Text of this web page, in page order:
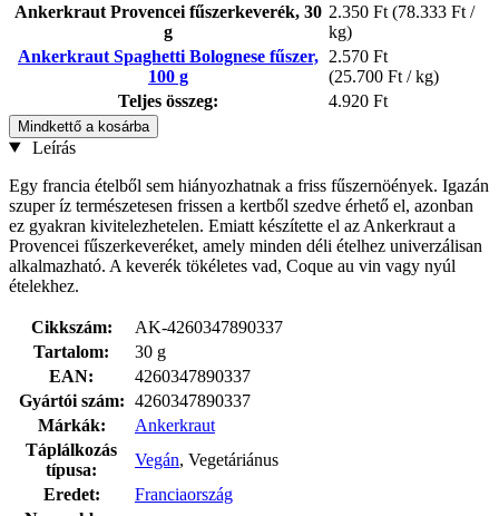
Ankerkraut Provencei fűszerkeverék, 30
g
2.350 Ft (78.333 Ft /
kg)
Ankerkraut Spaghetti Bolognese fűszer,
100 g
2.570 Ft
(25.700 Ft / kg)
Teljes összeg:
4.920 Ft
Mindkettő a kosárba
Leírás
Egy francia ételből sem hiányozhatnak a friss fűszernöények. Igazán
szuper íz természetesen frissen a kertből szedve érhető el, azonban
ez gyakran kivitelezhetelen. Emiatt készítette el az Ankerkraut a
Provencei fűszerkeveréket, amely minden déli ételhez univerzálisan
alkalmazható. A keverék tökéletes vad, Coque au vin vagy nyúl
ételekhez.
Cikkszám:
AK-4260347890337
Tartalom:
30 g
EAN:
4260347890337
Gyártói szám: 4260347890337
Márkák:
Ankerkraut
Táplálkozás
típusa:
Vegán, Vegetáriánus
Eredet:
Franciaország